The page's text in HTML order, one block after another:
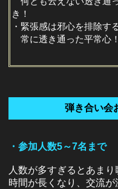
き！
・緊張感は邪心を排除する
常に透き通った平常心
弾き合い会
・参加人数5～7名まで
人数が多すぎるとあまり
時間が長くなり、交流が